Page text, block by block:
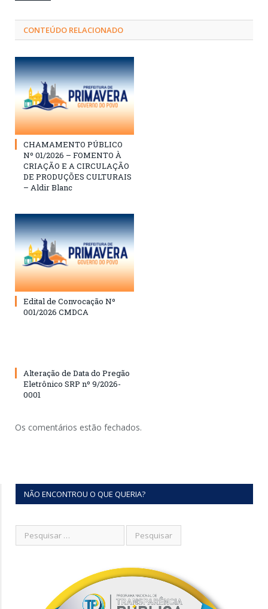
CONTEÚDO RELACIONADO
CHAMAMENTO PÚBLICO
Nº 01/2026 – FOMENTO À
CRIAÇÃO E A CIRCULAÇÃO
DE PRODUÇÕES CULTURAIS
– Aldir Blanc
Edital de Convocação Nº
001/2026 CMDCA
Alteração de Data do Pregão
Eletrônico SRP nº 9/2026-
0001
Os comentários estão fechados.
NÃO ENCONTROU O QUE QUERIA?